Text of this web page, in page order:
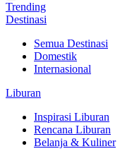
Trending
Destinasi
Semua Destinasi
Domestik
Internasional
Liburan
Inspirasi Liburan
Rencana Liburan
Belanja & Kuliner